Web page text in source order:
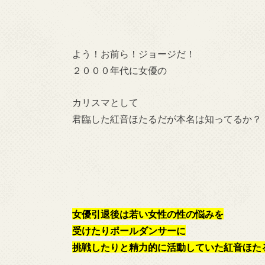
よう！お前ら！ジョージだ！
２０００年代に女優の
カリスマとして
君臨した紅音ほたるだが本名は知ってるか？
女優引退後は若い女性の性の悩みを
受けたりポールダンサーに
挑戦したりと精力的に活動していた紅音ほた